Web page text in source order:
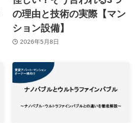
の理由と技術の実際【マン
ション設備】
2026年5月8日